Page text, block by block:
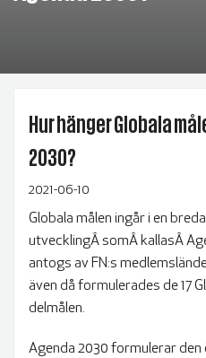
Hur hänger Globala
2030?
2021-06-10
Globala målen ingår i en
utvecklingÂ somÂ kallasÂ
antogs av FN:s
även då formulerades de 17
delmålen.
Agenda 2030 formulerar